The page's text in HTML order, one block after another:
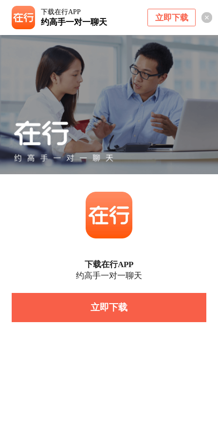
下载在行APP
约高手一对一聊天 立即下载
下载在行APP
约高手一对一聊天
立即下载